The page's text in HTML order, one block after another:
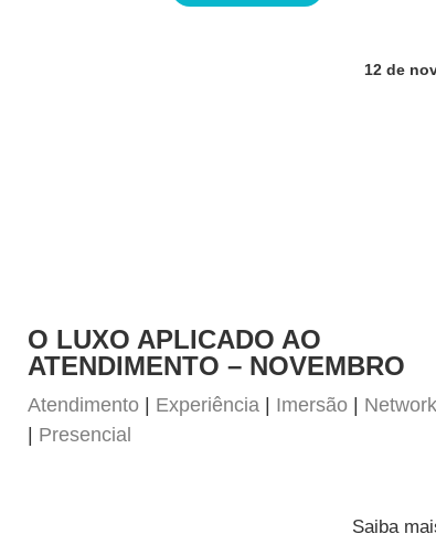
12 de
O LUXO APLICADO AO
ATENDIMENTO – NOVEMBRO
Atendimento Experiência Imersão
Presencial
Saiba